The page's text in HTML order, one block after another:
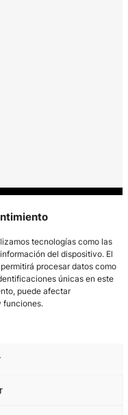
tecnologías como las
del dispositivo. El
procesar datos como
únicas en este
puede afectar
funciones.